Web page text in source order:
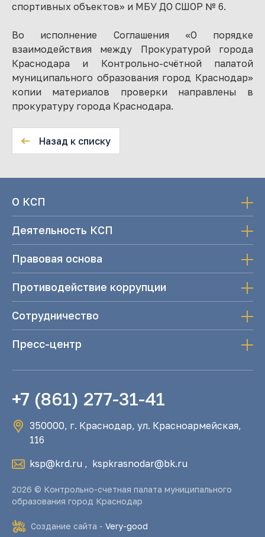
спортивных объектов» и МБУ ДО СШОР № 6.
Во исполнение Соглашения «О порядке
взаимодействия между Прокуратурой города
Краснодара и Контрольно-счётной палатой
муниципального образования город Краснодар»
копии материалов проверки направлены в
прокуратуру города Краснодара.
Назад к списку
О КСП
Деятельность КСП
Правовая основа
Противодействие коррупции
Сотрудничество
Пресс-центр
+7 (861) 277-31-41
350000, г. Краснодар, ул. Красноармейская,
116
ksp@krd.ru , kspkrasnodar@bk.ru
2026 © Контрольно-счетная палата муниципального
образования город Краснодар
Создание сайта - Very-good